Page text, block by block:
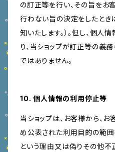
の訂正等を行い、その旨をお
行わない旨の決定をしたとき
知いたします。）。但し、個
り、当ショップが訂正等の義
ではありません。
10. 個人情報の利用停止等
当ショップは、お客様から、
め公表された利用目的の範
という理由又は偽りその他不